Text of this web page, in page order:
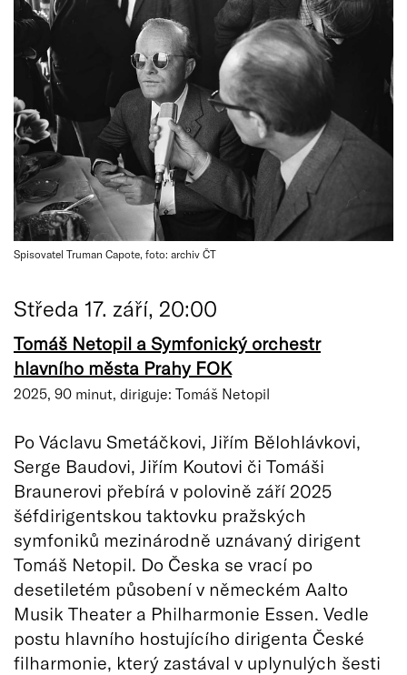
Spisovatel Truman Capote, foto: archiv ČT
Středa 17. září, 20:00
Tomáš Netopil a Symfonický orchestr
hlavního města Prahy FOK
2025, 90 minut, diriguje: Tomáš Netopil
Po Václavu Smetáčkovi, Jiřím Bělohlávkovi,
Serge Baudovi, Jiřím Koutovi či Tomáši
Braunerovi přebírá v polovině září 2025
šéfdirigentskou taktovku pražských
symfoniků mezinárodně uznávaný dirigent
Tomáš Netopil. Do Česka se vrací po
desetiletém působení v německém Aalto
Musik Theater a Philharmonie Essen. Vedle
postu hlavního hostujícího dirigenta České
filharmonie, který zastával v uplynulých šesti